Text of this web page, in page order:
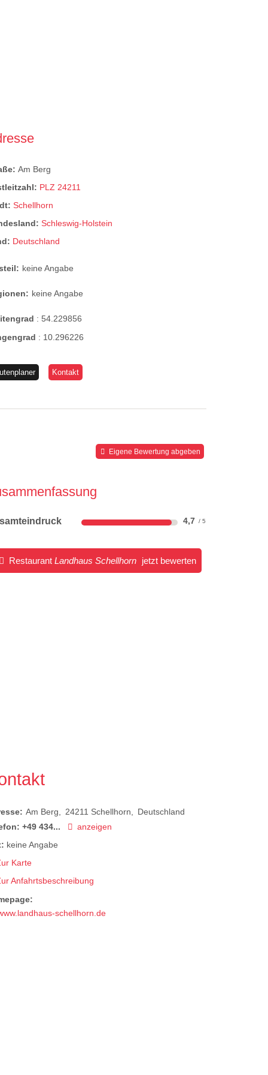
Am Berg
PLZ 24211
Schellhorn
Schleswig-Holstein
Deutschland
keine Angabe
keine Angabe
:54.229856
: 10.296226
Kontakt
Eigene Bewertung abgeben
4,7
RestaurantLandhaus Schellhorn jetzt bewerten
Am Berg 24211 Schellhorn
Deutschland
+49 434...
anzeigen
keine Angabe
Karte
Anfahrtsbeschreibung
schellhorn.de